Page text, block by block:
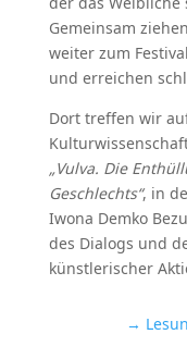
Gemeinsam
weiter zum
und erreichen
Dort treffen wir
„Vulva. Die
Geschlechts“, in
Iwona Demko
des Dialogs und
künstlerischer
→